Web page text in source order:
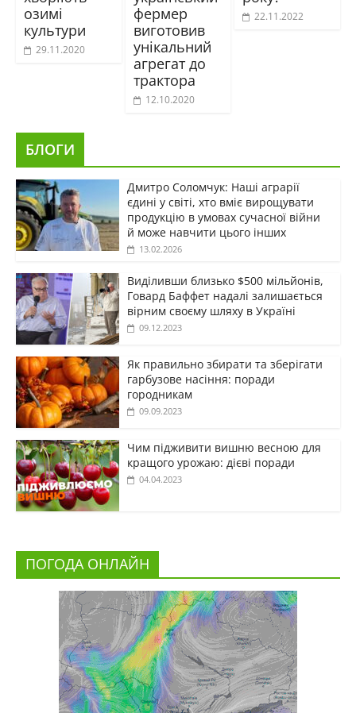
озимі
культури
29.11.2020
фермер
виготовив
унікальний
агрегат до
трактора
12.10.2020
22.11.2022
БЛОГИ
Дмитро Соломчук: Наші аграрії
єдині у світі, хто вміє вирощувати
продукцію в умовах сучасної війни
й може навчити цього інших
13.02.2026
Виділивши близько $500 мільйонів,
Говард Баффет надалі залишається
вірним своєму шляху в Україні
09.12.2023
Як правильно збирати та зберігати
гарбузове насіння: поради
городникам
09.09.2023
Чим підживити вишню весною для
кращого урожаю: дієві поради
04.04.2023
ПОГОДА ОНЛАЙН